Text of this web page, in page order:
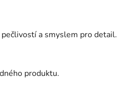
a smyslem pro detail.
produktu.